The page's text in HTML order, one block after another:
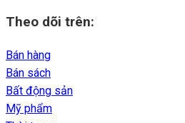
Theo dõi trên:
Bán hàng
Bán sách
Bất động sản
Mỹ phẩm